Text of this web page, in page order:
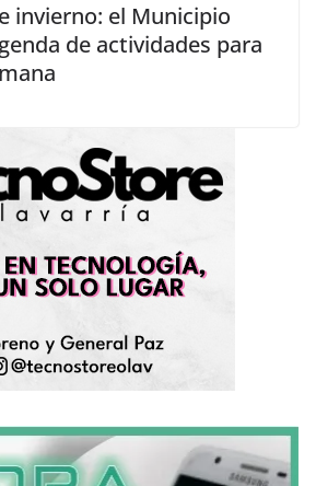
invierno: el Municipio
de actividades para